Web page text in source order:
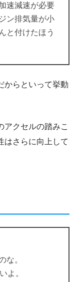
速減速が必要
ン排気量が小
と付けたほう
からといって挙動
アクセルの踏みこ
はさらに向上して
な。
よ。